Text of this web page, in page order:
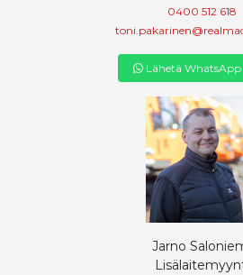
0400 512 618
Lähetä WhatsApp
Jarno